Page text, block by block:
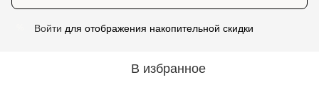
Войти для отображения накопительной скидки
В избранное